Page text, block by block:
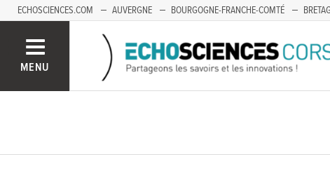
ECHOSCIENCES.COM AUVERGNE BOURGOGNE-FRANCHE-COMTÉ
MENU